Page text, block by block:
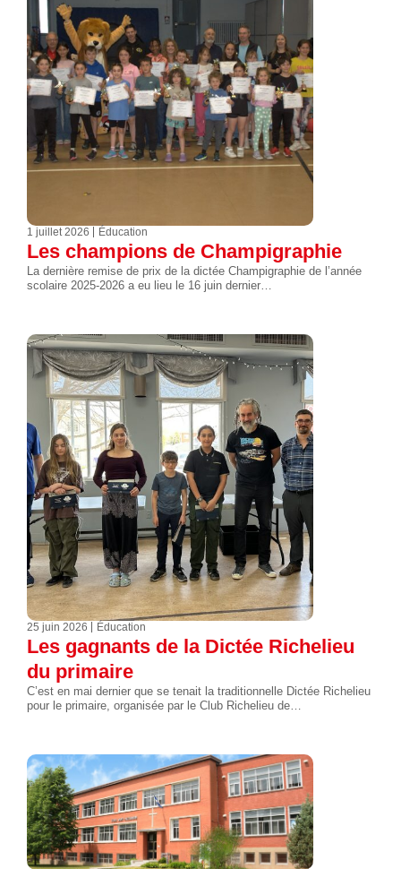
1 juillet 2026 Éducation
Les champions de Champigraphie
La dernière remise de prix de la dictée Champigraphie de l’année
scolaire 2025-2026 a eu lieu le 16 juin dernier…
25 juin 2026 Éducation
Les gagnants de la Dictée Richelieu
du primaire
C’est en mai dernier que se tenait la traditionnelle Dictée Richelieu
pour le primaire, organisée par le Club Richelieu de…